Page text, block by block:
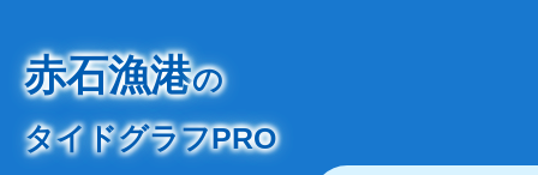
赤石漁港の
タイドグラフPRO